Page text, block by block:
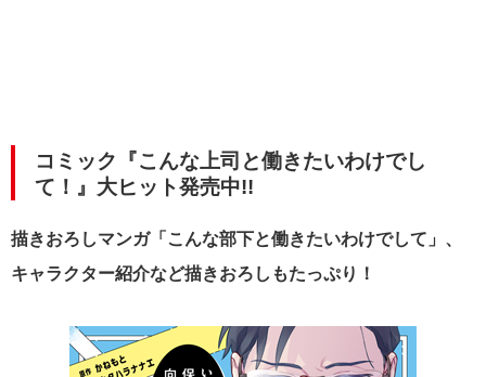
コミック『こんな上司と働きたいわけでし
て！』大ヒット発売中!!
描きおろしマンガ「こんな部下と働きたいわけでして」、
キャラクター紹介など描きおろしもたっぷり！